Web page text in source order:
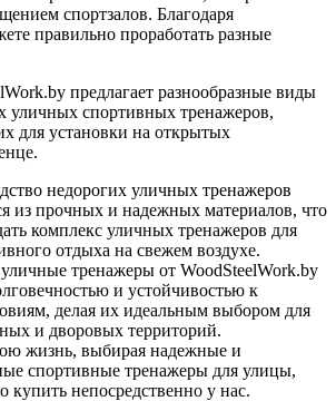
спортзалов. Благодаря
правильно проработать разные
предлагает разнообразные виды
уличных спортивных тренажеров,
для установки на открытых
недорогих уличных тренажеров
из прочных и надежных материалов, что
комплекс уличных тренажеров для
отдыха на свежем воздухе.
тренажеры от WoodSteelWork.by
и устойчивостью к
делая их идеальным выбором для
и дворовых территорий.
жизнь, выбирая надежные и
спортивные тренажеры для улицы,
купить непосредственно у нас.